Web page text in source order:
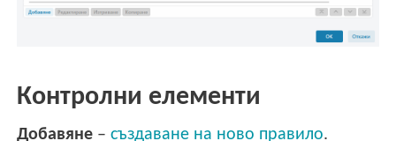
Контролни елементи
Добавяне –създаване на ново правило.